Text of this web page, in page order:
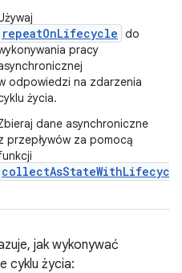
repeatOnLifecycle do
pracy
odpowiedzi na zdarzenia
życia.
dane asynchroniczne
przepływów za pomocą
jak wykonywać
cyklu życia: